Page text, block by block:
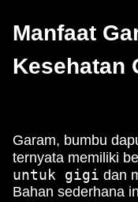
Manfaat
Kesehatan
Garam, bumbu
ternyata memiliki
untuk gigi dan
Bahan sederhana